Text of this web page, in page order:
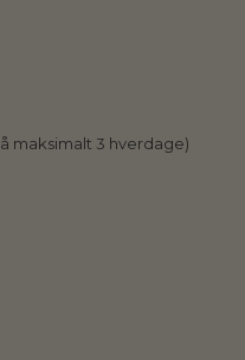
maksimalt 3 hverdage)